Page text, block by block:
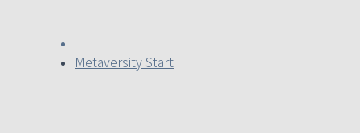
Metaversity Start